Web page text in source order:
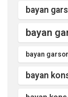
bayan
bayan
bayan
bayan